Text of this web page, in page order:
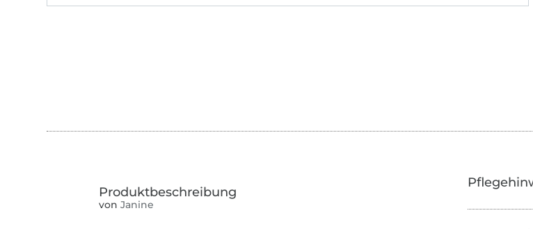
von Janine